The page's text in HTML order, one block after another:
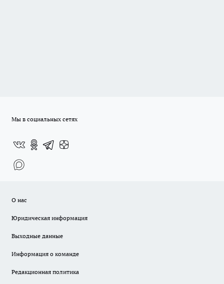
Мы в социальных сетях
О нас
Юридическая информация
Выходные данные
Информация о команде
Редакционная политика